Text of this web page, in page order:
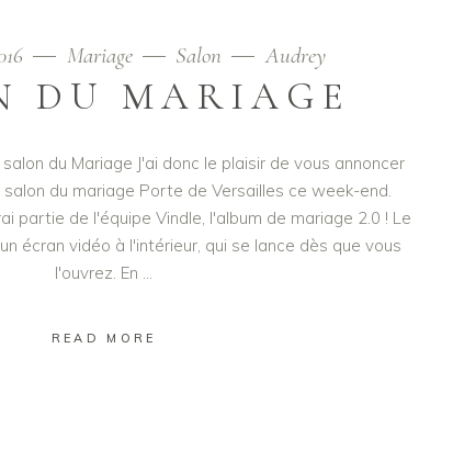
Mariage Salon Audrey
DU MARIAGE
du Mariage J'ai donc le plaisir de vous annoncer
du mariage Porte de Versailles ce week-end.
partie de l'équipe Vindle, l'album de mariage 2.0 ! Le
écran vidéo à l'intérieur, qui se lance dès que vous
l'ouvrez. En
READ MORE